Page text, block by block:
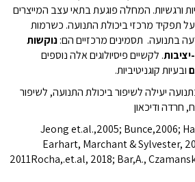
ורגשיות. המחלה פוגעת בתאי עצב המייצרים
תפקיד מרכזי ביכולת התנועה. כשרמות
בתנועה. תסמינים מרכזיים הם:נוקשות
. לקשיים פיסיולוגים אלה נוספים
ובעיות קוגניטיביות.
יעילה לשיפור ביכולת התנועה, לשיפור
חרדה ודיכאון
(Jeong et.al.,2005; Bunce,2006;
Earhart, Marchant & Sylvester,
2011Rocha,.et.al, 2018; Bar,A.,